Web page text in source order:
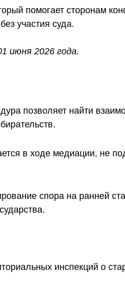
помогает сторонам
участия суда.
июня 2026 года.
позволяет найти
в ходе медиации, не
спора на ранней
инспекций о